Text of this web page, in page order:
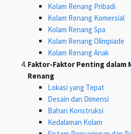
Kolam Renang Pribadi
Kolam Renang Komersial
Kolam Renang Spa
Kolam Renang Olimpiade
Kolam Renang Anak
Faktor-Faktor Penting dalam
Renang
Lokasi yang Tepat
Desain dan Dimensi
Bahan Konstruksi
Kedalaman Kolam